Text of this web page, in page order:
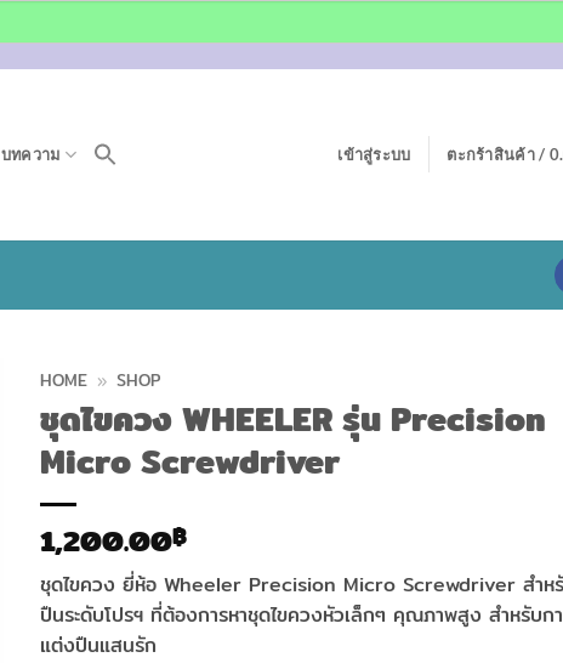
บทความ เข้าสู่ระบบ ตะกร้าสินค้า /
HOME » SHOP
ชุดไขควง WHEELER รุ่น Precision
Micro Screwdriver
1,200.00฿
ชุดไขควง ยี่ห้อ Wheeler Precision Micro Screwdriver สำห
ปืนระดับโปรฯ ที่ต้องการหาชุดไขควงหัวเล็กๆ คุณภาพสูง สำหรับก
แต่งปืนแสนรัก